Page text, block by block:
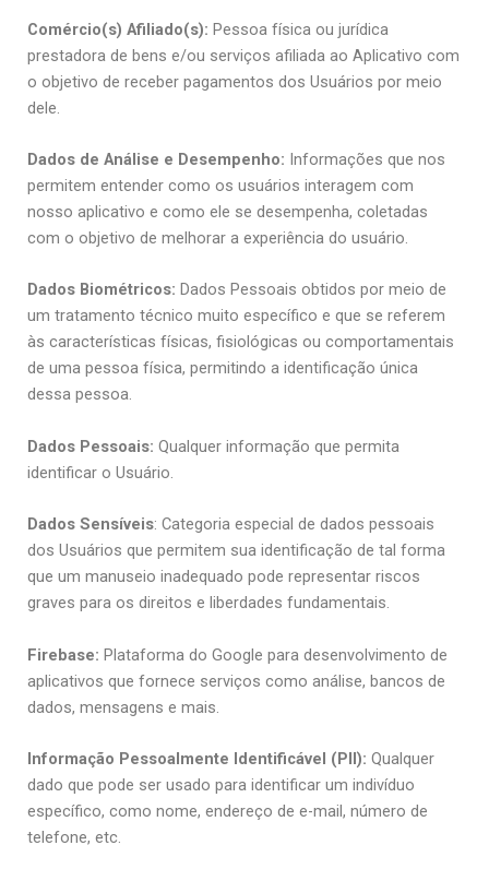
Comércio(s) Afiliado(s): Pessoa física ou jurídica
prestadora de bens e/ou serviços afiliada ao Aplicativo com
o objetivo de receber pagamentos dos Usuários por meio
dele.
Dados de Análise e Desempenho: Informações que nos
permitem entender como os usuários interagem com
nosso aplicativo e como ele se desempenha, coletadas
com o objetivo de melhorar a experiência do usuário.
Dados Biométricos: Dados Pessoais obtidos por meio de
um tratamento técnico muito específico e que se referem
às características físicas, fisiológicas ou comportamentais
de uma pessoa física, permitindo a identificação única
dessa pessoa.
Dados Pessoais: Qualquer informação que permita
identificar o Usuário.
Dados Sensíveis: Categoria especial de dados pessoais
dos Usuários que permitem sua identificação de tal forma
que um manuseio inadequado pode representar riscos
graves para os direitos e liberdades fundamentais.
Firebase: Plataforma do Google para desenvolvimento de
aplicativos que fornece serviços como análise, bancos de
dados, mensagens e mais.
Informação Pessoalmente Identificável (PII): Qualquer
dado que pode ser usado para identificar um indivíduo
específico, como nome, endereço de e-mail, número de
telefone, etc.